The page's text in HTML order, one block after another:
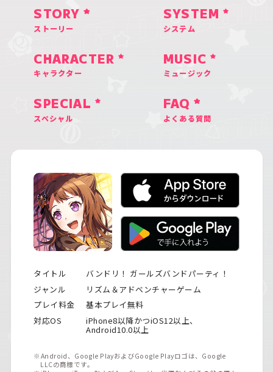
STORY
ストーリー
SYSTEM
システム
CHARACTER
キャラクター
MUSIC
ミュージック
SPECIAL
スペシャル
FAQ
よくある質問
タイトル
バンドリ！ ガールズバンドパーティ！
ジャンル
リズム＆アドベンチャーゲーム
プレイ料金
基本プレイ無料
対応OS
iPhone8以降かつiOS12以上、
Android10.0以上
※Android、Google PlayおよびGoogle Playロゴは、Google
LLCの商標です。